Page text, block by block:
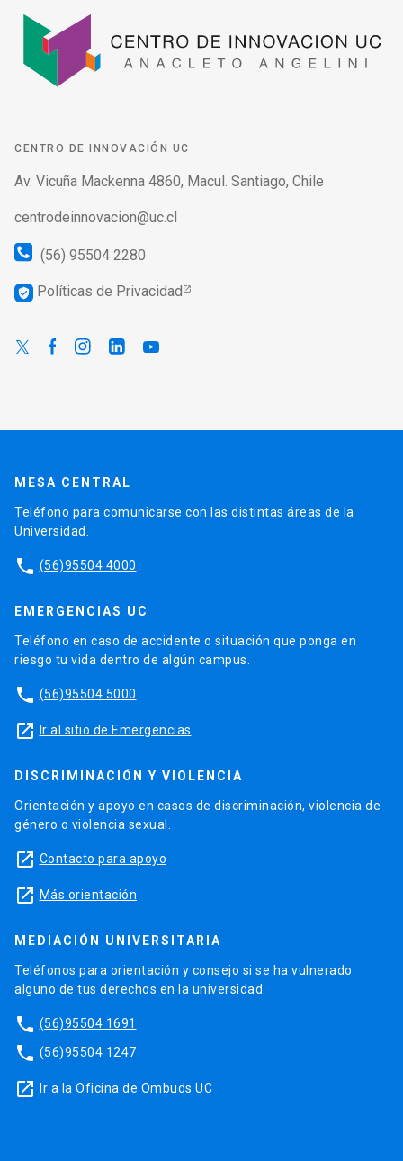
CENTRO DE INNOVACIÓN UC
Av. Vicuña Mackenna 4860, Macul. Santiago, Chile
centrodeinnovacion@uc.cl
(56) 95504 2280
verified_user Políticas de Privacidad
MESA CENTRAL
Teléfono para comunicarse con las distintas áreas de la
Universidad.
phone (56)95504 4000
EMERGENCIAS UC
Teléfono en caso de accidente o situación que ponga en
riesgo tu vida dentro de algún campus.
phone (56)95504 5000
launch Ir al sitio de Emergencias
DISCRIMINACIÓN Y VIOLENCIA
Orientación y apoyo en casos de discriminación, violencia de
género o violencia sexual.
launch Contacto para apoyo
launch Más orientación
MEDIACIÓN UNIVERSITARIA
Teléfonos para orientación y consejo si se ha vulnerado
alguno de tus derechos en la universidad.
phone (56)95504 1691
phone (56)95504 1247
launch Ir a la Oficina de Ombuds UC